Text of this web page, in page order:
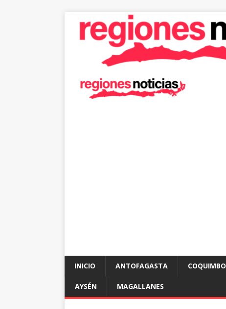
INICIO ANTOFAGASTA COQUIMBO
AYSÉN MAGALLANES